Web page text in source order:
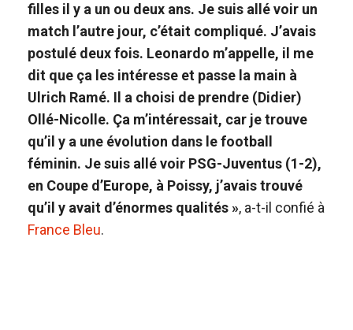
filles il y a un ou deux ans. Je suis allé voir un
match l’autre jour, c’était compliqué. J’avais
postulé deux fois. Leonardo m’appelle, il me
dit que ça les intéresse et passe la main à
Ulrich Ramé. Il a choisi de prendre (Didier)
Ollé-Nicolle. Ça m’intéressait, car je trouve
qu’il y a une évolution dans le football
féminin. Je suis allé voir PSG-Juventus (1-2),
en Coupe d’Europe, à Poissy, j’avais trouvé
qu’il y avait d’énormes qualités », a-t-il confié à
France Bleu.